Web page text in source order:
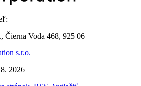
Čierna Voda 468, 925 06
s.r.o.
2026